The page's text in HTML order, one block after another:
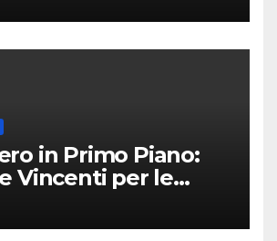
in Primo Piano:
Vincenti per le